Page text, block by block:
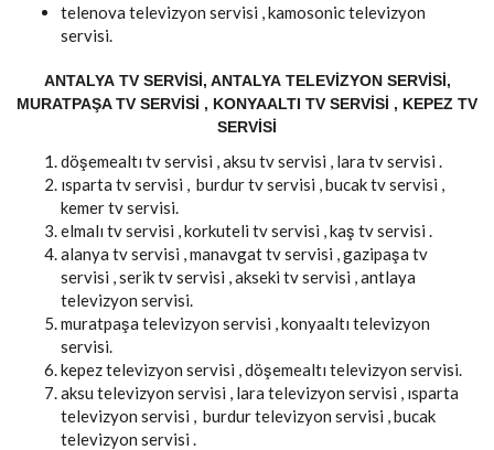
telenova televizyon servisi , kamosonic televizyon
servisi.
ANTALYA TV SERVISI, ANTALYA TELEVIZYON SERVISI,
MURATPAŞA TV SERVISI , KONYAALTI TV SERVISI , KEPEZ TV
SERVISI
döşemealtı tv servisi , aksu tv servisi , lara tv servisi .
ısparta tv servisi , burdur tv servisi , bucak tv servisi ,
kemer tv servisi.
elmalı tv servisi , korkuteli tv servisi , kaş tv servisi .
alanya tv servisi , manavgat tv servisi , gazipaşa tv
servisi , serik tv servisi , akseki tv servisi , antlaya
televizyon servisi.
muratpaşa televizyon servisi , konyaaltı televizyon
servisi.
kepez televizyon servisi , döşemealtı televizyon servisi.
aksu televizyon servisi , lara televizyon servisi , ısparta
televizyon servisi , burdur televizyon servisi , bucak
televizyon servisi .